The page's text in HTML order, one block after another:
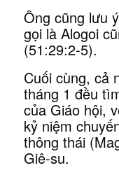
Ông cũng lưu
gọi là Alogoi
(51:29:2-5).
Cuối cùng, cả
tháng 1 đều
của Giáo hội,
kỷ niệm
thông thái
Giê-su.